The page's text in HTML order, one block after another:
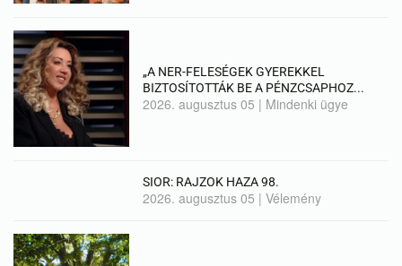
„A NER-FELESÉGEK GYEREKKEL
BIZTOSÍTOTTÁK BE A PÉNZCSAPHOZ...
2026. augusztus 05 | Mindenki ügye
SIOR: RAJZOK HAZA 98.
2026. augusztus 05 |Vélemény